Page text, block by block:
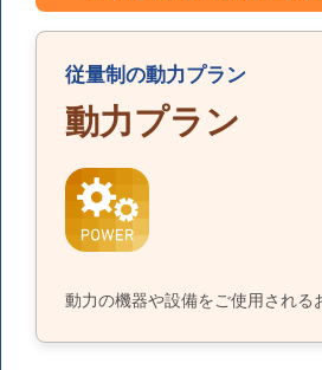
従量制の動力プラン
動力プラン
動力の機器や設備をご使用される